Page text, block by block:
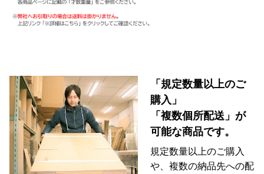
「規定数量以上のご
購入」
「複数個所配送」が
可能な商品です。
規定数量以上のご購入
や、複数の納品先への配